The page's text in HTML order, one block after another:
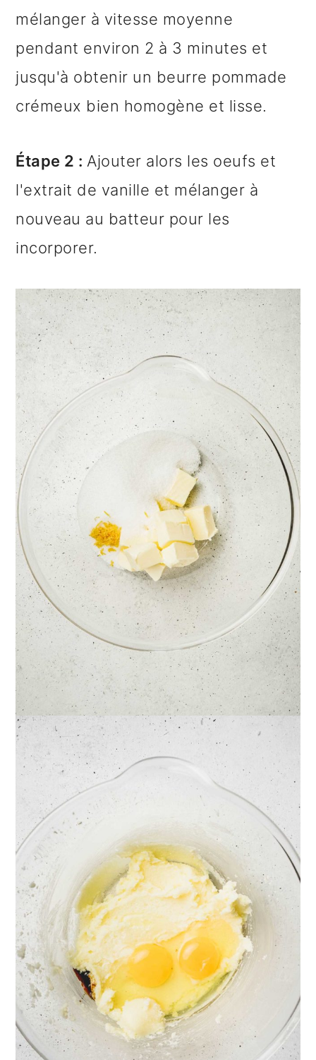
mélanger à vitesse moyenne
pendant environ 2 à 3 minutes et
jusqu'à obtenir un beurre pommade
crémeux bien homogène et lisse.
Étape 2 : Ajouter alors les oeufs et
l'extrait de vanille et mélanger à
nouveau au batteur pour les
incorporer.